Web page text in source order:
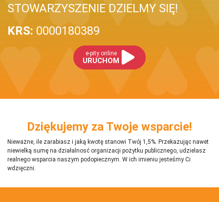
STOWARZYSZENIE DZIELMY SIĘ!
KRS: 0000180389
e-pity online
URUCHOM
Dziękujemy za Twoje wsparcie!
Nieważne, ile zarabiasz i jaką kwotę stanowi Twój 1,5%. Przekazując nawet
niewielką sumę na działalnosć organizacji pożytku publicznego, udzielasz
realnego wsparcia naszym podopiecznym. W ich imieniu jesteśmy Ci
wdzięczni.